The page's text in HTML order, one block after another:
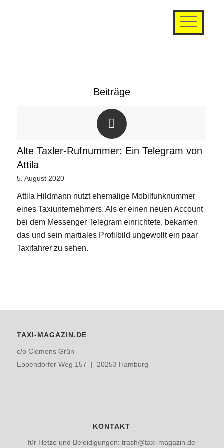
Beiträge
Alte Taxler-Rufnummer: Ein Telegram von
Attila
5. August 2020
Attila Hildmann nutzt ehemalige Mobilfunknummer
eines Taxiunternehmers. Als er einen neuen Account
bei dem Messenger Telegram einrichtete, bekamen
das und sein martiales Profilbild ungewollt ein paar
Taxifahrer zu sehen.
TAXI-MAGAZIN.DE
c/o Clemens Grün
Eppendorfer Weg 157 | 20253 Hamburg
KONTAKT
für Hetze und Beleidigungen: trash@taxi-magazin.de